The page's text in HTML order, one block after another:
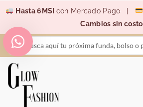
contenido
Hasta 6MSI con Mercado Pago |
Cambios sin costo
Search
...